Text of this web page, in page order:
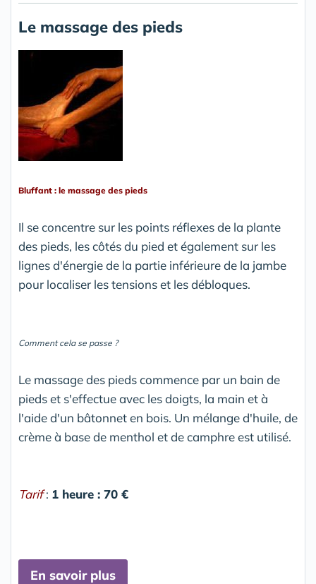
Le massage des pieds
Bluffant : le massage des pieds
Il se concentre sur les points réflexes de la plante
des pieds, les côtés du pied et également sur les
lignes d'énergie de la partie inférieure de la jambe
pour localiser les tensions et les débloques.
Comment cela se passe ?
Le massage des pieds commence par un bain de
pieds et s'effectue avec les doigts, la main et à
l'aide d'un bâtonnet en bois. Un mélange d'huile, de
crème à base de menthol et de camphre est utilisé.
Tarif: 1 heure : 70 €
En savoir plus